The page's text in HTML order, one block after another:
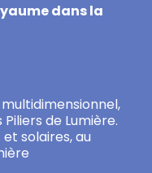
dans la
de Lumière.
solaires, au